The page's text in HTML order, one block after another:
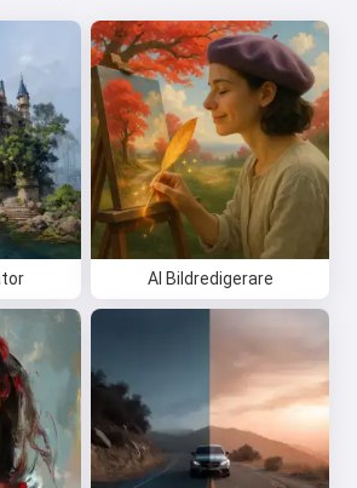
AI Bildredigerare